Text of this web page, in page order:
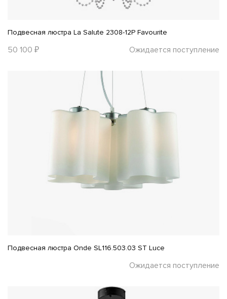
Подвесная люстра La Salute 2308-12P Favourite
50 100 ₽ Ожидается поступление
Подвесная люстра Onde SL116.503.03 ST Luce
Ожидается поступление